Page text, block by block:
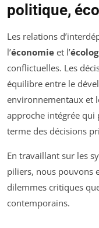
politique,
Les relations
l’économie et l’
conflictuelles. Les
équilibre entre le
environnementaux et
approche intégrée qui
terme des décisions
En travaillant sur les
piliers, nous pouvons
dilemmes critiques
contemporains.